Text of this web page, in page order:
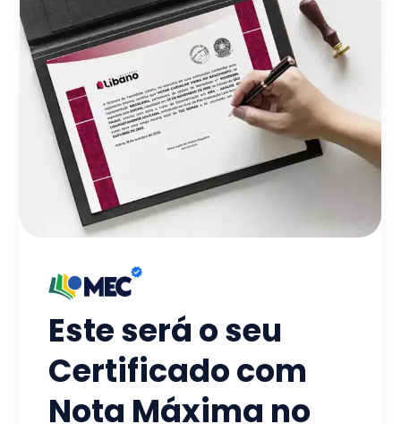
Este será o seu
Certificado com
Nota Máxima no